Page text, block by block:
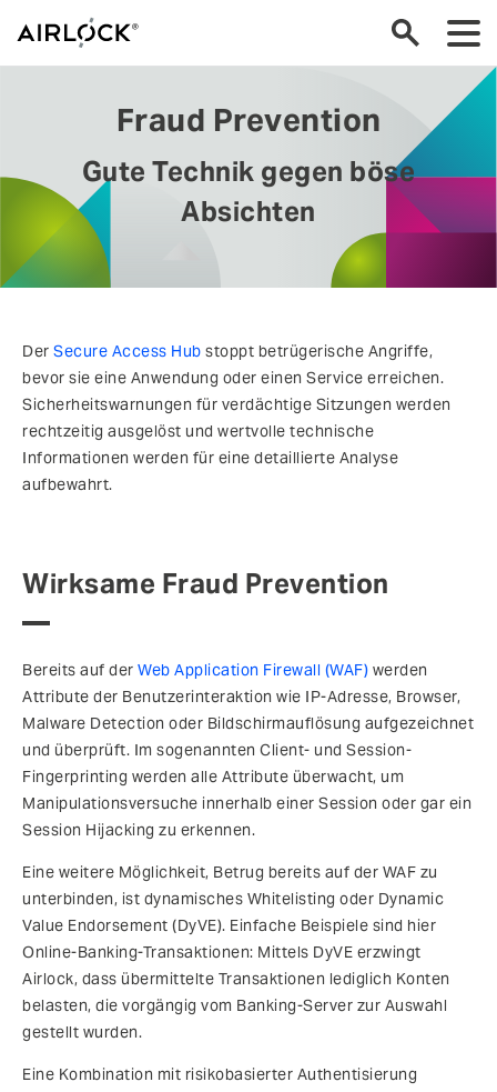
Fraud Prevention
Gute Technik gegen böse
Absichten
Der Secure Access Hub stoppt betrügerische Angriffe,
bevor sie eine Anwendung oder einen Service erreichen.
Sicherheitswarnungen für verdächtige Sitzungen werden
rechtzeitig ausgelöst und wertvolle technische
Informationen werden für eine detaillierte Analyse
aufbewahrt.
Wirksame Fraud Prevention
Bereits auf der Web Application Firewall (WAF) werden
Attribute der Benutzerinteraktion wie IP-Adresse, Browser,
Malware Detection oder Bildschirmauflösung aufgezeichnet
und überprüft. Im sogenannten Client- und Session-
Fingerprinting werden alle Attribute überwacht, um
Manipulationsversuche innerhalb einer Session oder gar ein
Session Hijacking zu erkennen.
Eine weitere Möglichkeit, Betrug bereits auf der WAF zu
unterbinden, ist dynamisches Whitelisting oder Dynamic
Value Endorsement (DyVE). Einfache Beispiele sind hier
Online-Banking-Transaktionen: Mittels DyVE erzwingt
Airlock, dass übermittelte Transaktionen lediglich Konten
belasten, die vorgängig vom Banking-Server zur Auswahl
gestellt wurden.
Eine Kombination mit risikobasierter Authentisierung